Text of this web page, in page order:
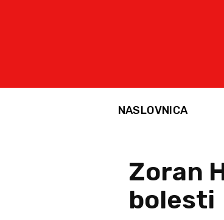
NASLOVNICA
Zoran
bolesti